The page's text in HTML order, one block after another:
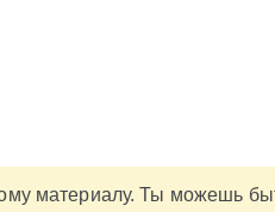
материалу. Ты можешь